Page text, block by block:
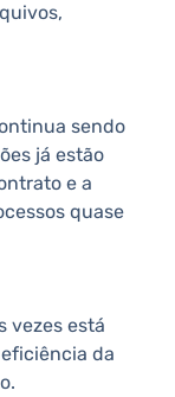
sendo
já estão
e a
quase
vezes está
da